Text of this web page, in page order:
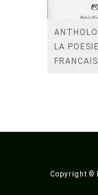
LA POESIE
Copyright ©